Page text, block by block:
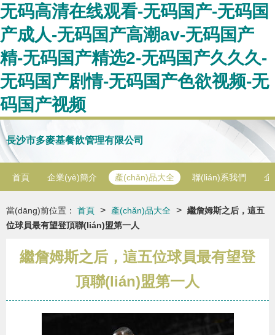
无码高清在线观看-无码国产-无码国
产成人-无码国产高潮av-无码国产
精-无码国产精选2-无码国产久久久-
无码国产剧情-无码国产色欲视频-无
码国产视频
長沙市多麥基餐飲管理有限公司
首頁 企業(yè)簡介 產(chǎn)品大全 聯(lián)系我們 企
當(dāng)前位置： 首頁 > 產(chǎn)品大全 > 繼詹姆斯之后，這五
位球員最有望登頂聯(lián)盟第一人
繼詹姆斯之后，這五位球員最有望登
頂聯(lián)盟第一人